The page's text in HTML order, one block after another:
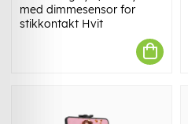
med dimmesensor for
stikkontakt Hvit